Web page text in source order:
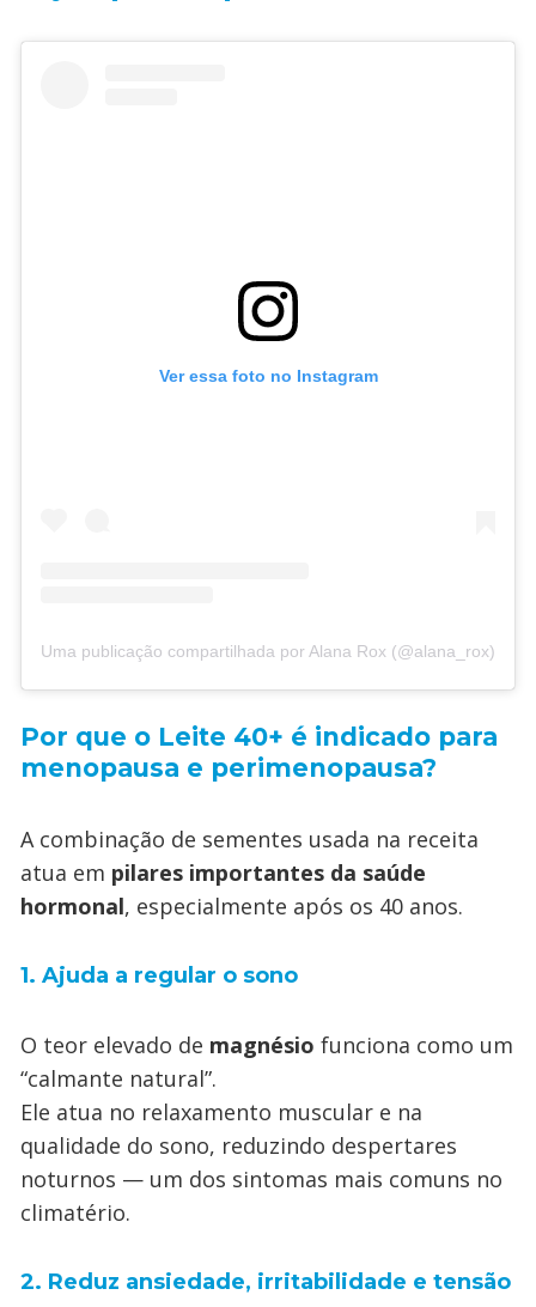
Ver essa foto no Instagram
Uma publicação compartilhada por Alana Rox (@alana_rox)
Por que o Leite 40+ é indicado para
menopausa e perimenopausa?
A combinação de sementes usada na receita
atua em pilares importantes da saúde
hormonal, especialmente após os 40 anos.
1. Ajuda a regular o sono
O teor elevado de magnésio funciona como um
“calmante natural”.
Ele atua no relaxamento muscular e na
qualidade do sono, reduzindo despertares
noturnos — um dos sintomas mais comuns no
climatério.
2. Reduz ansiedade, irritabilidade e tensão